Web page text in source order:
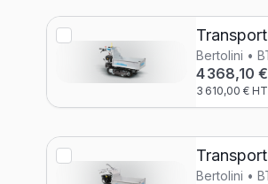
Bertolini •
4 368,10
3 610,00 €
Bertolini •